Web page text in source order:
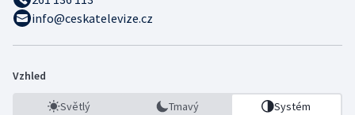
info@ceskatelevize.cz
Vzhled
Světlý Tmavý Systém